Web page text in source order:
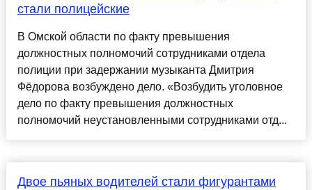
стали полицейские
В Омской области по факту превышения
должностных полномочий сотрудниками отдела
полиции при задержании музыканта Дмитрия
Фёдорова возбуждено дело. «Возбудить уголовное
дело по факту превышения должностных
полномочий неустановленными сотрудниками отд...
Двое пьяных водителей стали фигурантами